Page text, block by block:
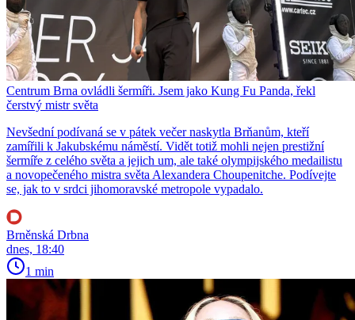
Centrum Brna ovládli šermíři. Jsem jako Kung Fu Panda, řekl
čerstvý mistr světa
Nevšední podívaná se v pátek večer naskytla Brňanům, kteří
zamířili k Jakubskému náměstí. Vidět totiž mohli nejen prestižní
šermíře z celého světa a jejich um, ale také olympijského medailistu
a novopečeného mistra světa Alexandera Choupenitche. Podívejte
se, jak to v srdci jihomoravské metropole vypadalo.
Brněnská Drbna
dnes, 18:40
1 min